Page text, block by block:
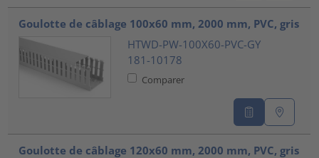
Goulotte de câblage 100x60 mm, 2000 mm, PVC, gris
HTWD-PW-100X60-PVC-GY
181-10178
Comparer
Goulotte de câblage 120x60 mm, 2000 mm, PVC, gris